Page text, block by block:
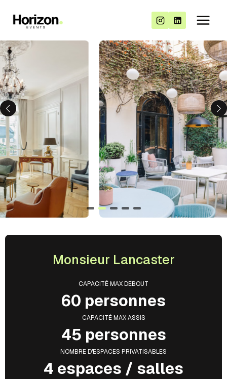
Monsieur Lancaster
CAPACITÉ MAX DEBOUT
60 personnes
CAPACITÉ MAX ASSIS
45 personnes
NOMBRE D'ESPACES PRIVATISABLES
4 espaces / salles